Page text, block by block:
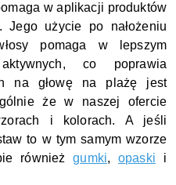
w aplikacji produktów
Jego użycie po nałożeniu
pomaga w lepszym
aktywnych, co poprawia
na głowę na plażę jest
że w naszej ofercie
i kolorach. A jeśli
to w tym samym wzorze
również gumki, opaski